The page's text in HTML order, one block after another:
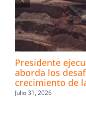
Presidente
aborda los
crecimiento de
Julio 31, 2026